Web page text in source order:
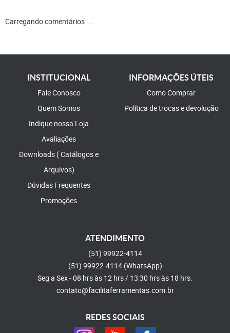
Carregando comentários ...
INSTITUCIONAL
Fale Conosco
Quem Somos
Indique nossa Loja
Avaliações
Downloads ( Catálogos e
Arquivos)
Dúvidas Frequentes
Promoções
INFORMAÇÕES ÚTEIS
Como Comprar
Política de trocas e devolução
ATENDIMENTO
(51) 99922-4114
(51) 99922-4114 (WhatsApp)
Seg a Sex - 08 hrs às 12 hrs / 13:30 hrs às 18 hrs.
contato@facilitaferramentas.com.br
REDES SOCIAIS